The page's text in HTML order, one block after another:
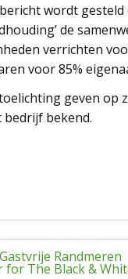
wordt
de
verrichten
voor 85%
geven op
bedrijf bekend.
Randmeren
for The Black &